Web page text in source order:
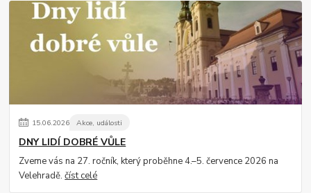
15.06.2026 Akce, události
DNY LIDÍ DOBRÉ VŮLE
Zveme vás na 27. ročník, který proběhne 4.–5. července 2026 na
Velehradě.číst celé